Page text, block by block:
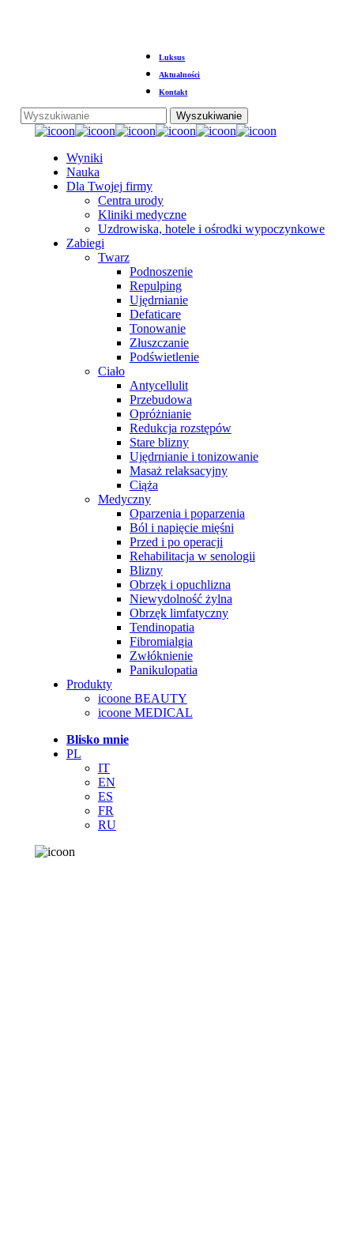
Luksus
Aktualności
Kontakt
Wyszukiwanie
Zamknij
Menu
Wyniki
Nauka
Dla Twojej firmy
Centra urody
Kliniki medyczne
Uzdrowiska, hotele i ośrodki wypoczynkowe
Zabiegi
Twarz
Podnoszenie
Repulping
Ujędrnianie
Defaticare
Tonowanie
Złuszczanie
Podświetlenie
Ciało
Antycellulit
Przebudowa
Opróżnianie
Redukcja rozstępów
Stare blizny
Ujędrnianie i tonizowanie
Masaż relaksacyjny
Ciąża
Medyczny
Oparzenia i poparzenia
Ból i napięcie mięśni
Przed i po operacji
Rehabilitacja w senologii
Blizny
Obrzęk i opuchlizna
Niewydolność żylna
Obrzęk limfatyczny
Tendinopatia
Fibromialgia
Zwłóknienie
Panikulopatia
Produkty
icoone BEAUTY
icoone MEDICAL
Blisko mnie
PL
IT
EN
ES
FR
RU